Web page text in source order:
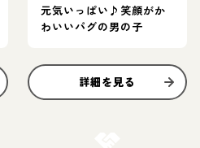
元気いっぱい♪笑顔がか
わいいパグの男の子
詳細を見る